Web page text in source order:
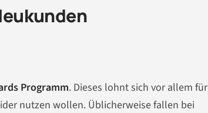
Programm. Dieses lohnt sich vor allem für
nutzen wollen. Üblicherweise fallen bei